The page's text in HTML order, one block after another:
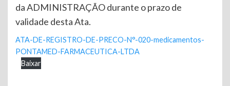
da ADMINISTRAÇÃO durante o prazo de
validade desta Ata.
ATA-DE-REGISTRO-DE-PRECO-N°-020-medicamentos-
PONTAMED-FARMACEUTICA-LTDA
Baixar